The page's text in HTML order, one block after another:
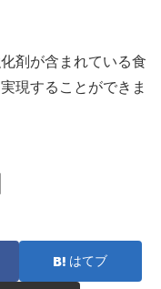
剤が含まれている食
現することができま
はてブ